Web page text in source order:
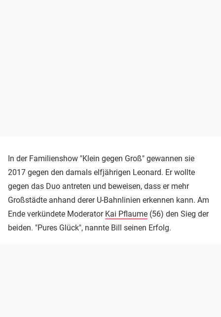
In der Familienshow "Klein gegen Groß" gewannen sie
2017 gegen den damals elfjährigen Leonard. Er wollte
gegen das Duo antreten und beweisen, dass er mehr
Großstädte anhand derer U-Bahnlinien erkennen kann. Am
Ende verkündete Moderator Kai Pflaume (56) den Sieg der
beiden. "Pures Glück", nannte Bill seinen Erfolg.